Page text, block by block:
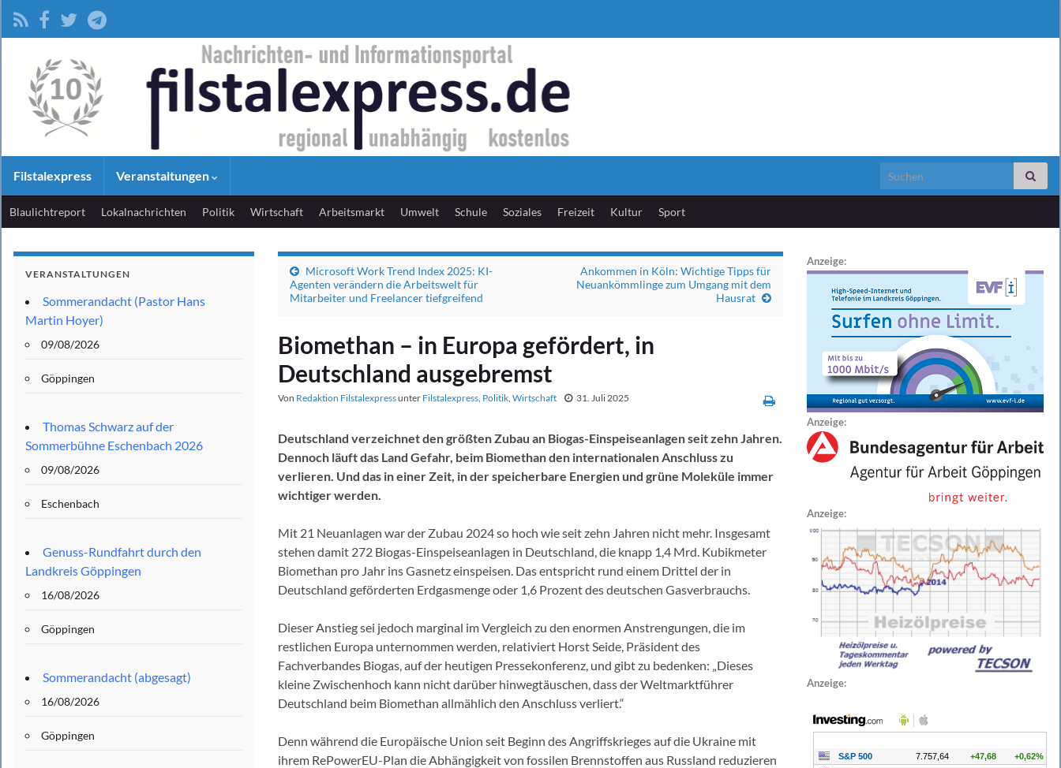
Filstalexpress Veranstaltungen Search for:
Blaulichtreport Lokalnachrichten Politik Wirtschaft Arbeitsmarkt Umwelt Schule Soziales Freizeit Kultur Sport
Microsoft Work Trend Index 2025: KI-
Agenten verändern die Arbeitswelt für
Mitarbeiter und Freelancer tiefgreifend
Ankommen in Köln: Wichtige Tipps für
Neuankömmlinge zum Umgang mit dem
Hausrat
Biomethan – in Europa gefördert, in
Deutschland ausgebremst
Von Redaktion Filstalexpressunter Filstalexpress, Politik, Wirtschaft 31. Juli 2025
Deutschland verzeichnet den größten Zubau an Biogas-Einspeiseanlagen seit zehn Jahren.
Dennoch läuft das Land Gefahr, beim Biomethan den internationalen Anschluss zu
verlieren. Und das in einer Zeit, in der speicherbare Energien und grüne Moleküle immer
wichtiger werden.
Mit 21 Neuanlagen war der Zubau 2024 so hoch wie seit zehn Jahren nicht mehr. Insgesamt
stehen damit 272 Biogas-Einspeiseanlagen in Deutschland, die knapp 1,4 Mrd. Kubikmeter
Biomethan pro Jahr ins Gasnetz einspeisen. Das entspricht rund einem Drittel der in
Deutschland geförderten Erdgasmenge oder 1,6 Prozent des deutschen Gasverbrauchs.
Dieser Anstieg sei jedoch marginal im Vergleich zu den enormen Anstrengungen, die im
restlichen Europa unternommen werden, relativiert Horst Seide, Präsident des
Fachverbandes Biogas, auf der heutigen Pressekonferenz, und gibt zu bedenken: „Dieses
kleine Zwischenhoch kann nicht darüber hinwegtäuschen, dass der Weltmarktführer
Deutschland beim Biomethan allmählich den Anschluss verliert.“
Denn während die Europäische Union seit Beginn des Angriffskrieges auf die Ukraine mit
ihrem RePowerEU-Plan die Abhängigkeit von fossilen Brennstoffen aus Russland reduzieren
VERANSTALTUNGEN
Sommerandacht (Pastor Hans
Martin Hoyer)
09/08/2026
Göppingen
Thomas Schwarz auf der
Sommerbühne Eschenbach 2026
09/08/2026
Eschenbach
Genuss-Rundfahrt durch den
Landkreis Göppingen
16/08/2026
Göppingen
Sommerandacht (abgesagt)
16/08/2026
Göppingen
Anzeige:
Anzeige:
Anzeige:
Anzeige: